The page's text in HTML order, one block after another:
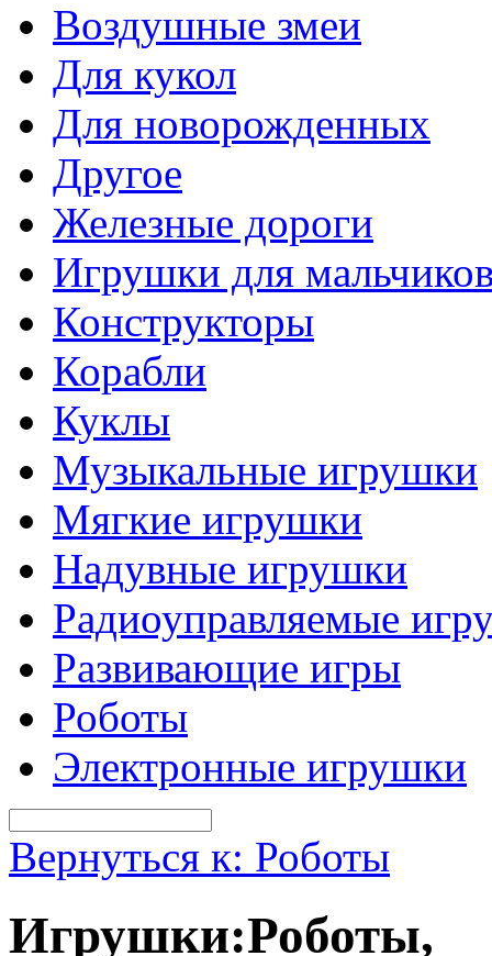
Воздушные змеи
Для кукол
Для новорожденных
Другое
Железные дороги
Игрушки для
Конструкторы
Корабли
Куклы
Музыкальные игрушки
Мягкие игрушки
Надувные игрушки
Радиоуправляемые
Развивающие игры
Роботы
Электронные игрушки
Вернуться к: Роботы
Игрушки:Роботы,